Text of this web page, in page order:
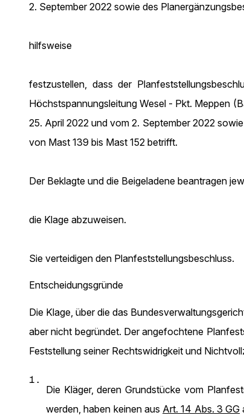
2. September 2022 sowie des
hilfsweise
festzustellen, dass der
Höchstspannungsleitung Wesel - Pkt. Meppen
25. April 2022 und vom 2. September 2022
von Mast 139 bis Mast 152 betrifft.
Der Beklagte und die Beigeladene beantragen
die Klage abzuweisen.
Sie verteidigen den Planfeststellungsbeschluss.
Entscheidungsgründe
Die Klage, über die das
aber nicht begründet. Der angefochtene
Feststellung seiner Rechtswidrigkeit und
1.
Die Kläger, deren Grundstücke vom
werden, haben keinen aus Art. 14 Abs. 3 GG